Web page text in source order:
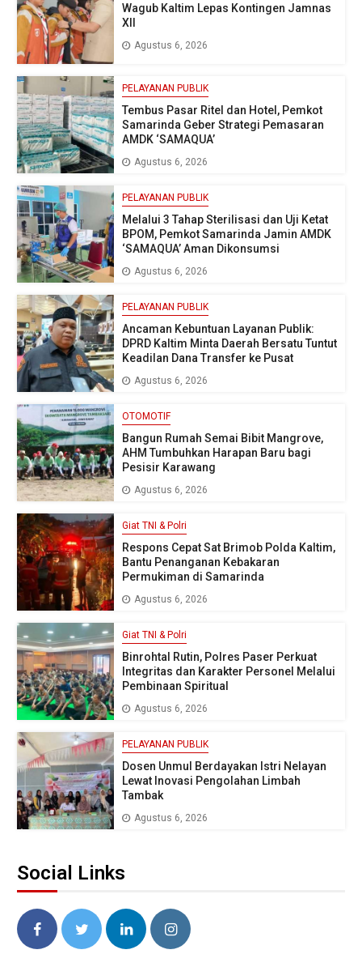
Wagub Kaltim Lepas Kontingen Jamnas
XII
Agustus 6, 2026
PELAYANAN PUBLIK
Tembus Pasar Ritel dan Hotel, Pemkot
Samarinda Geber Strategi Pemasaran
AMDK ‘SAMAQUA’
Agustus 6, 2026
PELAYANAN PUBLIK
Melalui 3 Tahap Sterilisasi dan Uji Ketat
BPOM, Pemkot Samarinda Jamin AMDK
‘SAMAQUA’ Aman Dikonsumsi
Agustus 6, 2026
PELAYANAN PUBLIK
Ancaman Kebuntuan Layanan Publik:
DPRD Kaltim Minta Daerah Bersatu Tuntut
Keadilan Dana Transfer ke Pusat
Agustus 6, 2026
OTOMOTIF
Bangun Rumah Semai Bibit Mangrove,
AHM Tumbuhkan Harapan Baru bagi
Pesisir Karawang
Agustus 6, 2026
Giat TNI & Polri
Respons Cepat Sat Brimob Polda Kaltim,
Bantu Penanganan Kebakaran
Permukiman di Samarinda
Agustus 6, 2026
Giat TNI & Polri
Binrohtal Rutin, Polres Paser Perkuat
Integritas dan Karakter Personel Melalui
Pembinaan Spiritual
Agustus 6, 2026
PELAYANAN PUBLIK
Dosen Unmul Berdayakan Istri Nelayan
Lewat Inovasi Pengolahan Limbah
Tambak
Agustus 6, 2026
Social Links